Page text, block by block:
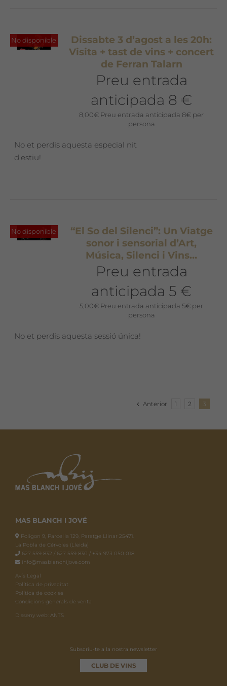
No disponible
Dissabte 3 d’agost a les 20h:
Visita + tast de vins + concert
de Ferran Talarn
Preu entrada
anticipada 8 €
8,00€ Preu entrada anticipada 8€ per
persona
No et perdis aquesta especial nit
d'estiu!
No disponible
“El So del Silenci”: Un Viatge
sonor i sensorial d’Art,
Música, Silenci i Vins…
Preu entrada
anticipada 5 €
5,00€ Preu entrada anticipada 5€ per
persona
No et perdis aquesta sessió única!
Anterior 1 2 3
MAS BLANCH I JOVÉ
Polígon 9, Parcel·la 129, Paratge Llinar 25471.
La Pobla de Cérvoles (Lleida)
627 559 832 / 627 559 830 / +34 973 050 018
info@masblanchijove.com
Avís Legal
Política de privacitat
Política de cookies
Condicions generals de venta
Disseny web: ANTS
Subscriu-te a la nostra newsletter
CLUB DE VINS